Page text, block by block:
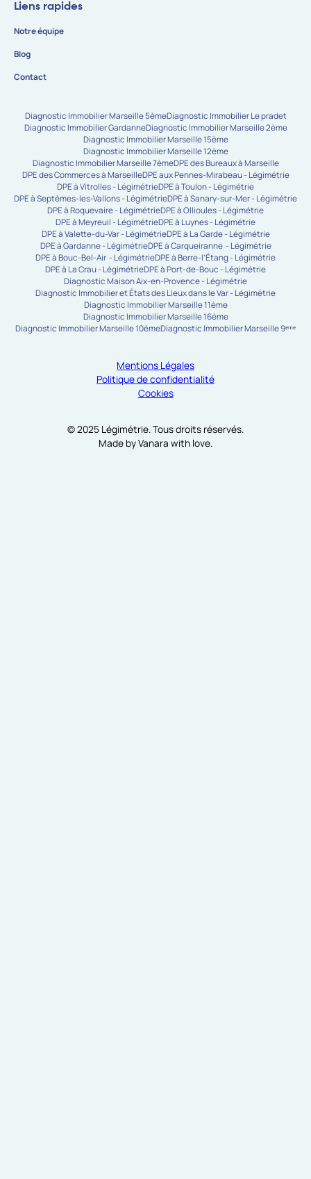
Liens rapides
Notre équipe
Blog
Contact
Diagnostic Immobilier Marseille 5èmeDiagnostic Immobilier Le pradet
Diagnostic Immobilier GardanneDiagnostic Immobilier Marseille 2ème
Diagnostic Immobilier Marseille 15ème
Diagnostic Immobilier Marseille 12ème
Diagnostic Immobilier Marseille 7èmeDPE des Bureaux à Marseille
DPE des Commerces à MarseilleDPE aux Pennes-Mirabeau - Légimétrie
DPE à Vitrolles - LégimétrieDPE à Toulon - Légimétrie
DPE à Septèmes-les-Vallons - LégimétrieDPE à Sanary-sur-Mer - Légimétrie
DPE à Roquevaire - LégimétrieDPE à Ollioules - Légimétrie
DPE à Meyreuil - LégimétrieDPE à Luynes - Légimétrie
DPE à Valette-du-Var - LégimétrieDPE à La Garde - Légimétrie
DPE à Gardanne - LégimétrieDPE à Carqueiranne - Légimétrie
DPE à Bouc-Bel-Air - LégimétrieDPE à Berre-l’Étang - Légimétrie
DPE à La Crau - LégimétrieDPE à Port-de-Bouc - Légimétrie
Diagnostic Maison Aix-en-Provence - Légimétrie
Diagnostic Immobilier et États des Lieux dans le Var - Légimétrie
Diagnostic Immobilier Marseille 11ème
Diagnostic Immobilier Marseille 16ème
Diagnostic Immobilier Marseille 10èmeDiagnostic Immobilier Marseille 9ᵉᵐᵉ
© 2025 Légimétrie. Tous droits réservés.
Made by Vanara with love.
Mentions Légales
Politique de confidentialité
Cookies